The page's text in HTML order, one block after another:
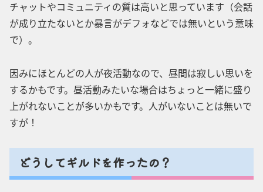
チャットやコミュニティの質は高いと思っています（会話
が成り立たないとか暴言がデフォなどでは無いという意味
で）。
因みにほとんどの人が夜活動なので、昼間は寂しい思いを
するかもです。昼活動みたいな場合はちょっと一緒に盛り
上がれないことが多いかもです。人がいないことは無いで
すが！
どうしてギルドを作ったの？